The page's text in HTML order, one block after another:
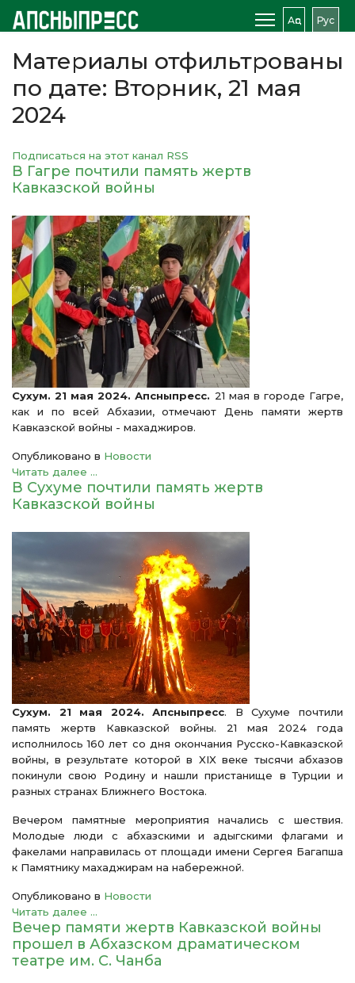
Аԥс Рус
Материалы отфильтрованы
по дате: Вторник, 21 мая
2024
Подписаться на этот канал RSS
В Гагре почтили память жертв
Кавказской войны
Сухум. 21 мая 2024. Апсныпресс. 21 мая в городе Гагре,
как и по всей Абхазии, отмечают День памяти жертв
Кавказской войны - махаджиров.
Опубликовано в Новости
Читать далее ...
В Сухуме почтили память жертв
Кавказской войны
Сухум. 21 мая 2024. Апсныпресс. В Сухуме почтили
память жертв Кавказской войны. 21 мая 2024 года
исполнилось 160 лет со дня окончания Русско-Кавказской
войны, в результате которой в XIX веке тысячи абхазов
покинули свою Родину и нашли пристанище в Турции и
разных странах Ближнего Востока.
Вечером памятные мероприятия начались с шествия.
Молодые люди с абхазскими и адыгскими флагами и
факелами направилась от площади имени Сергея Багапша
к Памятнику махаджирам на набережной.
Опубликовано в Новости
Читать далее ...
Вечер памяти жертв Кавказской войны
прошел в Абхазском драматическом
театре им. С. Чанба